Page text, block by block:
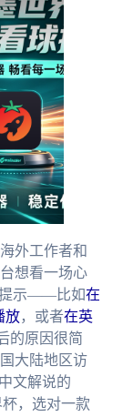
外工作者和
想看一场心
提示——比如在
放，或者在英
的原因很简
大陆地区访
文解说的
，选对一款